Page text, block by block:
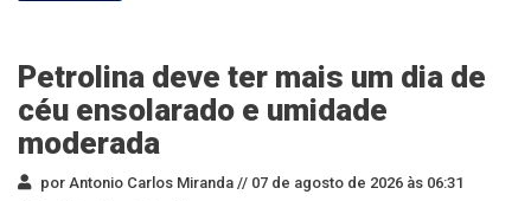
Petrolina deve ter mais um dia de
céu ensolarado e umidade
moderada
por Antonio Carlos Miranda // 07 de agosto de 2026 às 06:31